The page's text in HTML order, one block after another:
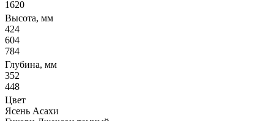
1620
Высота, мм
424
604
784
Глубина, мм
352
448
Цвет
Ясень Асахи